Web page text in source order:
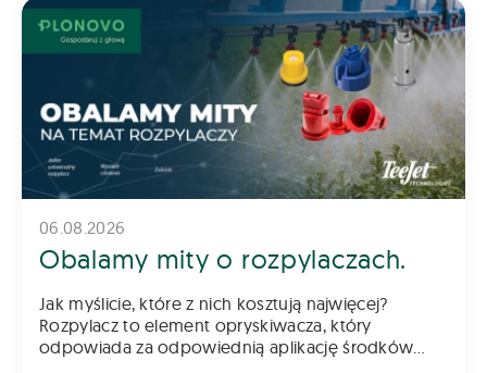
06.08.2026
Obalamy mity o rozpylaczach.
Jak myślicie, które z nich kosztują najwięcej?
Rozpylacz to element opryskiwacza, który
odpowiada za odpowiednią aplikację środków